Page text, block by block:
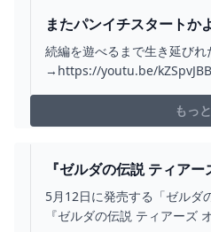
またパンイチスタートか
ーズ オブ ザ キングダム
続編を遊べるまで生き延び
→https://youtu.be/
再生リスト】https://
list=PLyqi9vd69...
もっ
『ゼルダの伝説 ティア
が楽しみな10の理由 -
5月12日に発売する「ゼルダ
『ゼルダの伝説 ティアーズ